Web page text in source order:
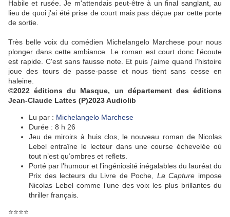
Habile et rusée. Je m'attendais peut-être à un final sanglant, au
lieu de quoi j'ai été prise de court mais pas déçue par cette porte
de sortie.
Très belle voix du comédien Michelangelo Marchese pour nous
plonger dans cette ambiance. Le roman est court donc l'écoute
est rapide. C'est sans fausse note. Et puis j'aime quand l'histoire
joue des tours de passe-passe et nous tient sans cesse en
haleine.
©2022 éditions du Masque, un département des éditions
Jean-Claude Lattes (P)2023 Audiolib
Lu par : Michelangelo Marchese
Durée : 8 h 26
Jeu de miroirs à huis clos, le nouveau roman de Nicolas
Lebel entraîne le lecteur dans une course échevelée où
tout n’est qu’ombres et reflets.
Porté par l’humour et l’ingéniosité inégalables du lauréat du
Prix des lecteurs du Livre de Poche , La Capture impose
Nicolas Lebel comme l’une des voix les plus brillantes du
thriller français.
⭐⭐⭐⭐